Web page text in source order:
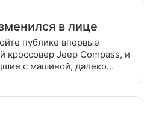
в лице
публике впервые
кроссовер Jeep Compass, и
с машиной, далеко